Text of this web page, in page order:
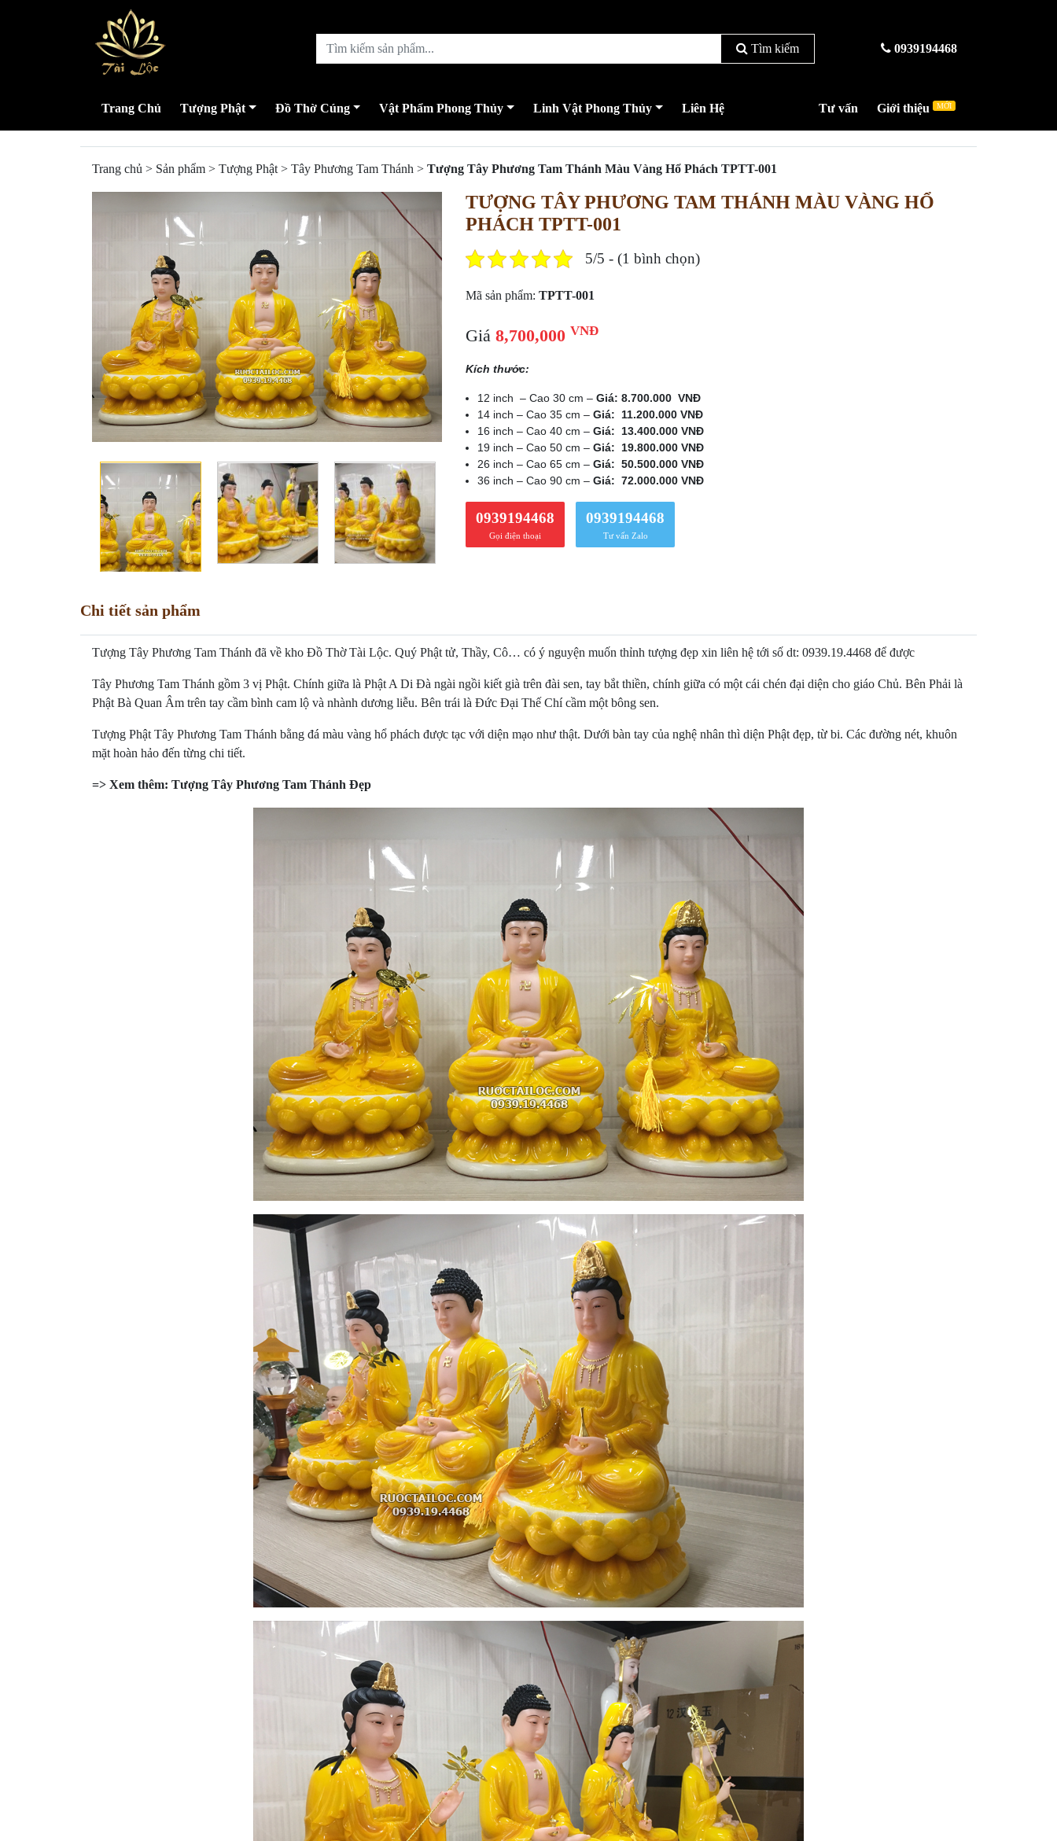
Tìm kiếm 0939194468
Trang Chủ Tượng Phật Đồ Thờ Cúng Vật Phẩm Phong Thủy Linh Vật Phong Thủy Liên Hệ Tư vấn Giới thiệu MỚI
Trang chủ > Sản phẩm > Tượng Phật > Tây Phương Tam Thánh > Tượng Tây Phương Tam Thánh Màu Vàng Hổ Phách TPTT-001
TƯỢNG TÂY PHƯƠNG TAM THÁNH MÀU VÀNG HỔ
PHÁCH TPTT-001
5/5 - (1 bình chọn)
Mã sản phẩm: TPTT-001
Giá 8,700,000 VNĐ
Kích thước:
12 inch – Cao 30 cm – Giá: 8.700.000 VNĐ
14 inch – Cao 35 cm – Giá: 11.200.000 VNĐ
16 inch – Cao 40 cm – Giá: 13.400.000 VNĐ
19 inch – Cao 50 cm – Giá: 19.800.000 VNĐ
26 inch – Cao 65 cm – Giá: 50.500.000 VNĐ
36 inch – Cao 90 cm – Giá: 72.000.000 VNĐ
0939194468
Gọi điện thoại
0939194468
Tư vấn Zalo
Chi tiết sản phẩm
Tượng Tây Phương Tam Thánh đã về kho Đồ Thờ Tài Lộc. Quý Phật tử, Thầy, Cô… có ý nguyện muốn thỉnh tượng đẹp xin liên hệ tới số dt: 0939.19.4468 để được
Tây Phương Tam Thánh gồm 3 vị Phật. Chính giữa là Phật A Di Đà ngài ngồi kiết già trên đài sen, tay bắt thiền, chính giữa có một cái chén đại diện cho giáo Chủ. Bên Phải là
Phật Bà Quan Âm trên tay cầm bình cam lộ và nhành dương liễu. Bên trái là Đức Đại Thế Chí cầm một bông sen.
Tượng Phật Tây Phương Tam Thánh bằng đá màu vàng hổ phách được tạc với diện mạo như thật. Dưới bàn tay của nghệ nhân thì diện Phật đẹp, từ bi. Các đường nét, khuôn
mặt hoàn hảo đến từng chi tiết.
=> Xem thêm: Tượng Tây Phương Tam Thánh Đẹp